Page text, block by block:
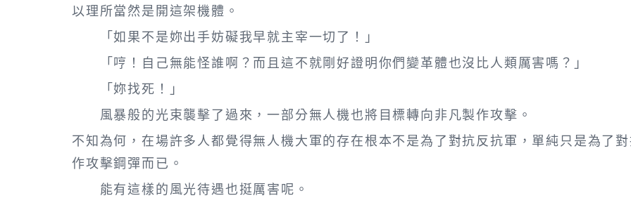
以理所當然是開這架機體。
「如果不是妳出手妨礙我早就主宰一切了！」
「哼！自己無能怪誰啊？而且這不就剛好證明你們變革體也沒比人類厲害嗎？」
「妳找死！」
風暴般的光束襲擊了過來，一部分無人機也將目標轉向非凡製作攻擊。
不知為何，在場許多人都覺得無人機大軍的存在根本不是為了對抗反抗軍，單純只是為了
作攻擊鋼彈而已。
能有這樣的風光待遇也挺厲害呢。